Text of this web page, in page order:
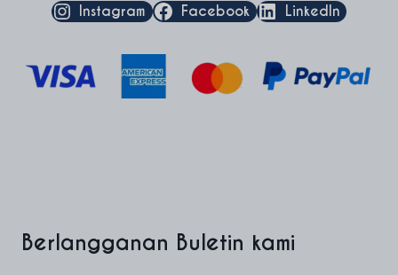
Instagram Facebook LinkedIn
Berlangganan Buletin kami